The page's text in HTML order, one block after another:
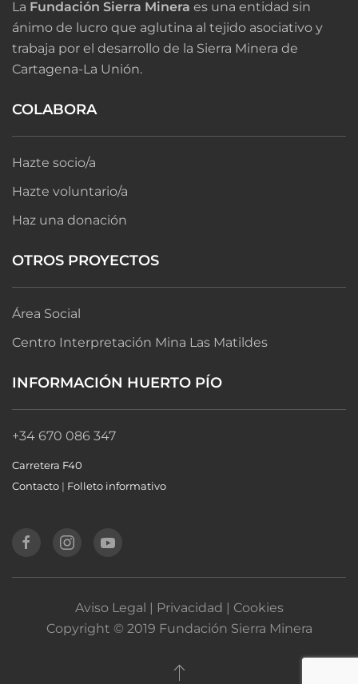
La Fundación Sierra Minera es una entidad sin
ánimo de lucro que aglutina al tejido asociativo y
trabaja por el desarrollo de la Sierra Minera de
Cartagena-La Unión.
COLABORA
Hazte socio/a
Hazte voluntario/a
Haz una donación
OTROS PROYECTOS
Área Social
Centro Interpretación Mina Las Matildes
INFORMACIÓN HUERTO PÍO
+34 670 086 347
Carretera F40
Contacto | Folleto informativo
Aviso Legal | Privacidad | Cookies
Copyright © 2019 Fundación Sierra Minera